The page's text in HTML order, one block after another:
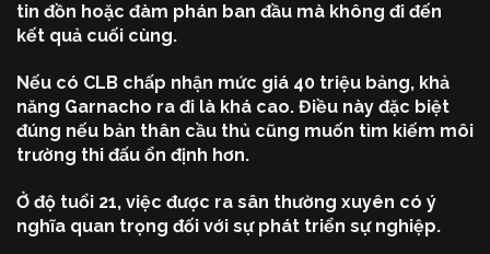
tin đồn hoặc đàm phán ban đầu mà không đi đến
kết quả cuối cùng.
Nếu có CLB chấp nhận mức giá 40 triệu bảng, khả
năng Garnacho ra đi là khá cao. Điều này đặc biệt
đúng nếu bản thân cầu thủ cũng muốn tìm kiếm môi
trường thi đấu ổn định hơn.
Ở độ tuổi 21, việc được ra sân thường xuyên có ý
nghĩa quan trọng đối với sự phát triển sự nghiệp.